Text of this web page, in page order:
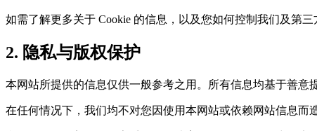
如需了解更多关于 Cookie 的信息，以及您如何控制我们及第
2. 隐私与版权保护
本网站所提供的信息仅供一般参考之用。所有信息均基于善意
在任何情况下，我们均不对您因使用本网站或依赖网站信息而